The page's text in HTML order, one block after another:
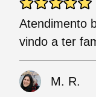
Atendimento
vindo a ter
M. R.